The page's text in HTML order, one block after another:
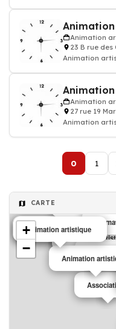
Animation
23 B rue des
Animation
Animation
27 rue 19
Animation
0 1
CARTE
Animation
Animation artistique
Animation
Animation
Animation artistique
+
−